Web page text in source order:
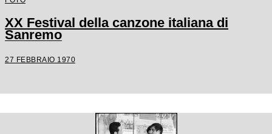
XX Festival della canzone italiana di
Sanremo
27 FEBBRAIO 1970